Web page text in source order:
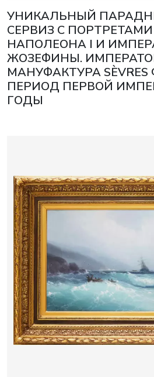
УНИКАЛЬНЫЙ
СЕРВИЗ С
НАПОЛЕОНА I И
ЖОЗЕФИНЫ.
МАНУФАКТУРА
ПЕРИОД ПЕРВОЙ
ГОДЫ